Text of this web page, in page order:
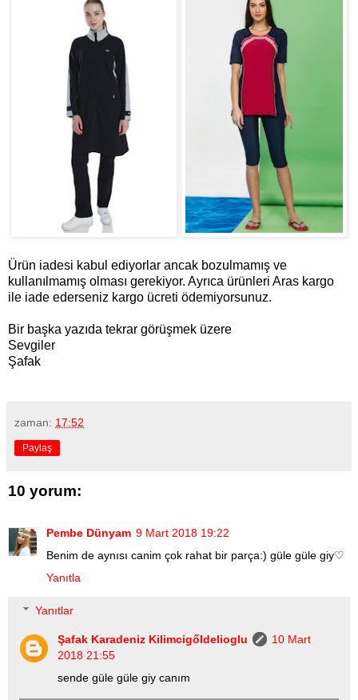
Ürün iadesi kabul ediyorlar ancak bozulmamış ve
kullanılmamış olması gerekiyor. Ayrıca ürünleri Aras kargo
ile iade ederseniz kargo ücreti ödemiyorsunuz.
Bir başka yazıda tekrar görüşmek üzere
Sevgiler
Şafak
zaman: 17:52
Paylaş
10 yorum:
Pembe Dünyam 9 Mart 2018 19:22
Benim de aynısı canim çok rahat bir parça:) güle güle giy♡
Yanıtla
Yanıtlar
Şafak Karadeniz Kilimcigőldelioglu
10 Mart
2018 21:55
sende güle güle giy canım